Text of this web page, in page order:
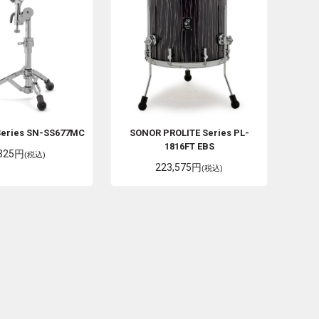
SN-SS677MC
円(税込)
SONOR PROLITE Series PL-
1816FT EBS
223,575円(税込)